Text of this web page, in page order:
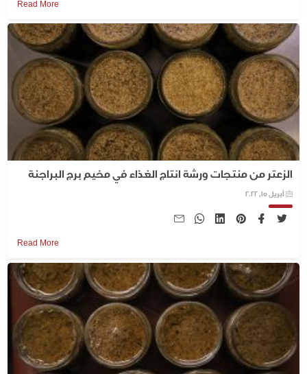
Read More
الزعتر من منتجات ورشة انتاج الغذاء في مخيم برج البراجنة
أبريل 15, 2022
Read More